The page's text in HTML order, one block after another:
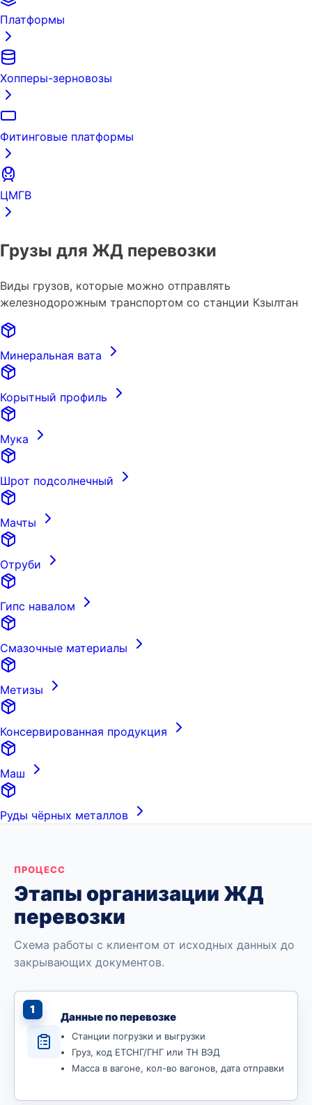
Платформы
Хопперы-зерновозы
Фитинговые платформы
ЦМГВ
Грузы для ЖД перевозки
Виды грузов, которые можно отправлять
железнодорожным транспортом со станции Кзылтан
Минеральная вата
Корытный профиль
Мука
Шрот подсолнечный
Мачты
Отруби
Гипс навалом
Смазочные материалы
Метизы
Консервированная продукция
Маш
Руды чёрных металлов
ПРОЦЕСС
Этапы организации ЖД
перевозки
Схема работы с клиентом от исходных данных до
закрывающих документов.
1
Данные по перевозке
Станции погрузки и выгрузки
Груз, код ЕТСНГ/ГНГ или ТН ВЭД
Масса в вагоне, кол-во вагонов, дата отправки